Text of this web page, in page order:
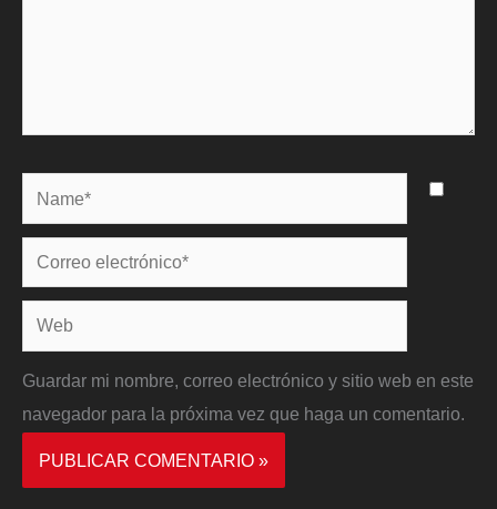
Name*
Correo
electrónico*
Web
Guardar mi nombre, correo electrónico y sitio web en este
navegador para la próxima vez que haga un comentario.